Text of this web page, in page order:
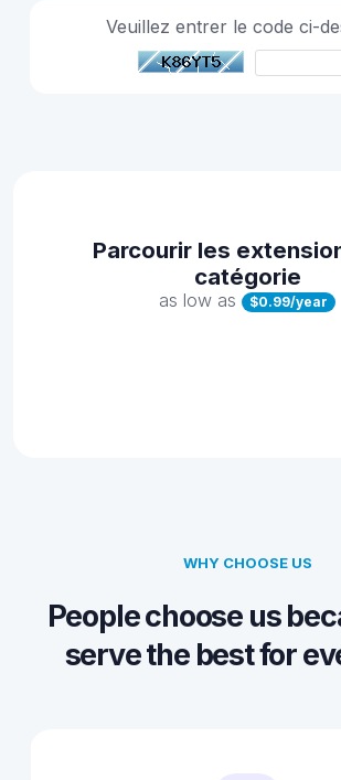
Veuillez entrer le code ci-
Parcourir les
catégorie
as low as $0.99/year
WHY CHOOSE US
People choose us
serve the best for